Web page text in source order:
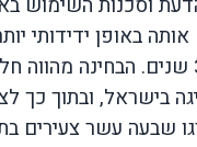
פטור מתיאוריה ל-3 שנים.
בישראל, ובתוך כך
שבעה עשר צעירים